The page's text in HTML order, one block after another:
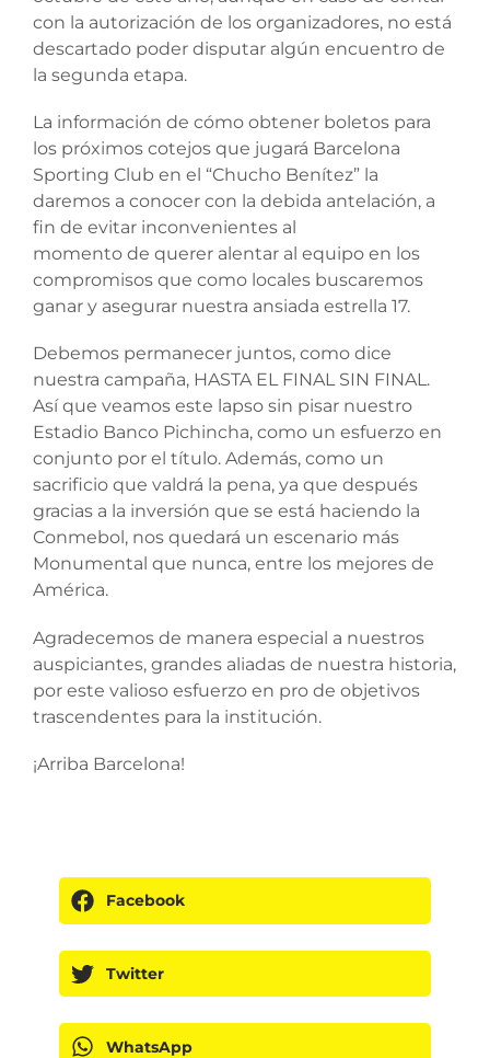
con la autorización de los organizadores, no está
descartado poder disputar algún encuentro de
la segunda etapa.
La información de cómo obtener boletos para
los próximos cotejos que jugará Barcelona
Sporting Club en el “Chucho Benítez” la
daremos a conocer con la debida antelación, a
fin de evitar inconvenientes al
momento de querer alentar al equipo en los
compromisos que como locales buscaremos
ganar y asegurar nuestra ansiada estrella 17.
Debemos permanecer juntos, como dice
nuestra campaña, HASTA EL FINAL SIN FINAL.
Así que veamos este lapso sin pisar nuestro
Estadio Banco Pichincha, como un esfuerzo en
conjunto por el título. Además, como un
sacrificio que valdrá la pena, ya que después
gracias a la inversión que se está haciendo la
Conmebol, nos quedará un escenario más
Monumental que nunca, entre los mejores de
América.
Agradecemos de manera especial a nuestros
auspiciantes, grandes aliadas de nuestra historia,
por este valioso esfuerzo en pro de objetivos
trascendentes para la institución.
¡Arriba Barcelona!
Facebook
Twitter
WhatsApp